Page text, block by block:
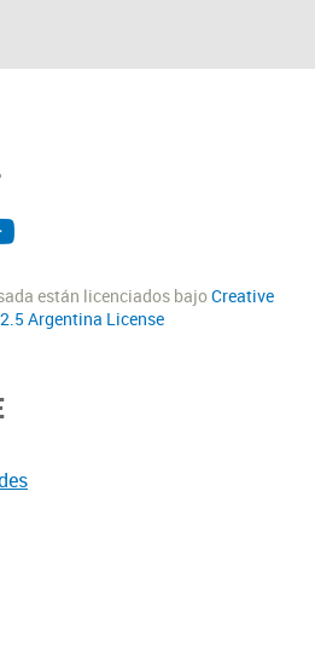
están licenciados bajoCreative
Argentina License